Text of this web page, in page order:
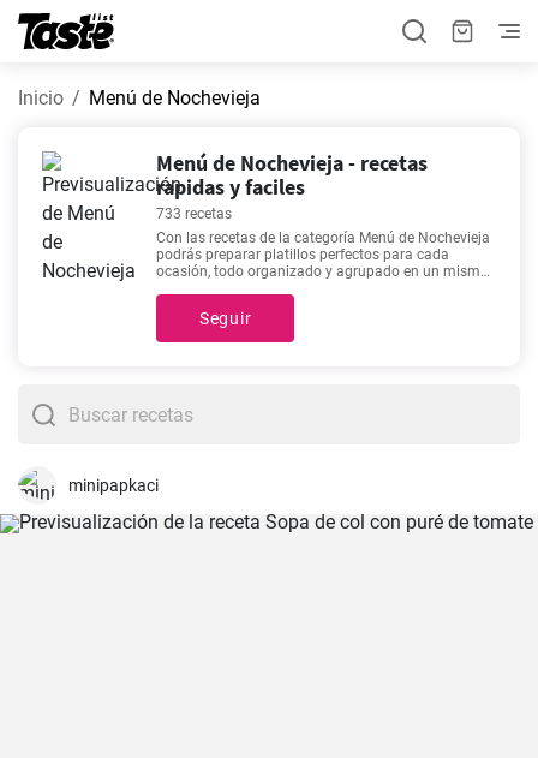
Inicio Menú de Nochevieja
Menú de Nochevieja - recetas
rapidas y faciles
733 recetas
Con las recetas de la categoría Menú de Nochevieja
podrás preparar platillos perfectos para cada
ocasión, todo organizado y agrupado en un mismo
tomará alrededor de 2 - 480 minutos. También
puedes encontrar el tiempo de preparación de cada
la riojana fácil sin horno
populares de nuestro sitio debido a que son
Seguir
minipapkaci